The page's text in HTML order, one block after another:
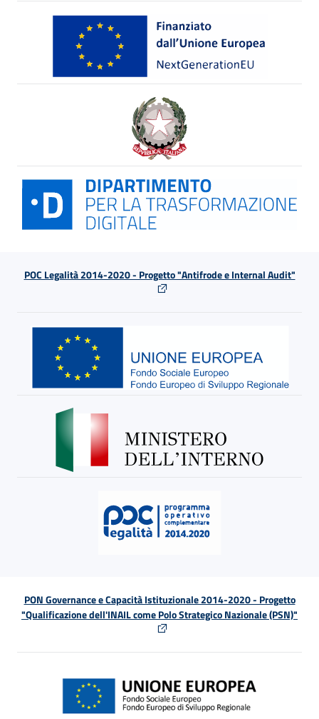
POC Legalità 2014-2020 - Progetto "Antifrode e Internal Audit"
PON Governance e Capacità Istituzionale 2014-2020 - Progetto
"Qualificazione dell'INAIL come Polo Strategico Nazionale (PSN)"